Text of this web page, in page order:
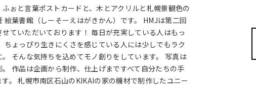
ぉと言葉ポストカードと、木とアクリルと札幌景観色の
絵葉書館（しーそーえはがきかん）です。 HMJは第二回
ていただいております！ 毎日が充実している人はもっ
ちょっぴり生きにくさを感じている人には少しでもラク
。 そんな気持ちを込めてモノ創りをしています。 写真は
作品は企画から制作、仕上げまですべて自分たちの手
。 札幌市南区石山のKIKAIの家の機材で制作したユニー